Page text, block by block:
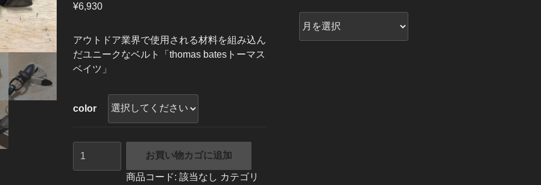
¥6,930
アウトドア業界で使用される材料を組み込ん
だユニークなベルト
「thomas batesトーマス
ベイツ」
color
bates
お買い物カゴに追加
商品コード: 該当なし カテゴリ
ー